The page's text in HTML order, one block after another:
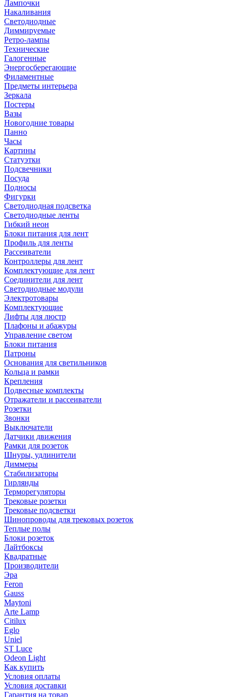
Лампочки
Накаливания
Светодиодные
Диммируемые
Ретро-лампы
Технические
Галогенные
Энергосберегающие
Филаментные
Предметы интерьера
Зеркала
Постеры
Вазы
Новогодние товары
Панно
Часы
Картины
Статуэтки
Подсвечники
Посуда
Подносы
Фигурки
Светодиодная подсветка
Светодиодные ленты
Гибкий неон
Блоки питания для лент
Профиль для ленты
Рассеиватели
Контроллеры для лент
Комплектующие для лент
Соединители для лент
Светодиодные модули
Электротовары
Комплектующие
Лифты для люстр
Плафоны и абажуры
Управление светом
Блоки питания
Патроны
Основания для светильников
Кольца и рамки
Крепления
Подвесные комплекты
Отражатели и рассеиватели
Розетки
Звонки
Выключатели
Датчики движения
Рамки для розеток
Шнуры, удлинители
Диммеры
Стабилизаторы
Гирлянды
Терморегуляторы
Трековые розетки
Трековые подсветки
Шинопроводы для трековых розеток
Теплые полы
Блоки розеток
Лайтбоксы
Квадратные
Производители
Эра
Feron
Gauss
Maytoni
Arte Lamp
Citilux
Eglo
Uniel
ST Luce
Odeon Light
Как купить
Условия оплаты
Условия доставки
Гарантия на товар